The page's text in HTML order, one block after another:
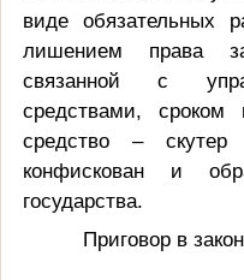
виде обязательных
лишением права
связаннойс
средствами,
средство –
конфискован и
государства.
Приговор в